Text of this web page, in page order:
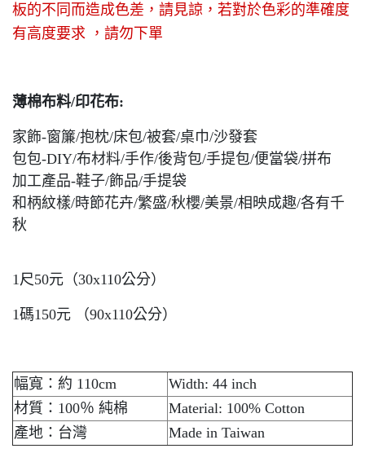
板的不同而造成色差，請見諒，若對於色彩的準確度
有高度要求 ，請勿下單
薄棉布料/印花布:
家飾-窗簾/抱枕/床包/被套/桌巾/沙發套
包包-DIY/布材料/手作/後背包/手提包/便當袋/拼布
加工產品-鞋子/飾品/手提袋
和柄紋樣/時節花卉/繁盛/秋櫻/美景/相映成趣/各有千
秋
1尺50元（30x110公分）
1碼150元 （90x110公分）
幅寬：約 110cm
Width: 44 inch
材質：100％ 純棉
Material: 100% Cotton
產地：台灣
Made in Taiwan